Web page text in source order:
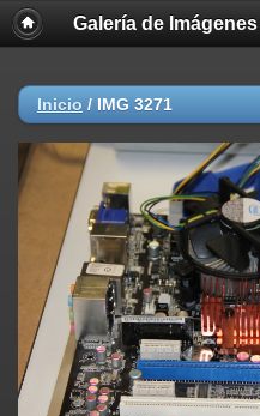
Galería de
Inicio / IMG 3271